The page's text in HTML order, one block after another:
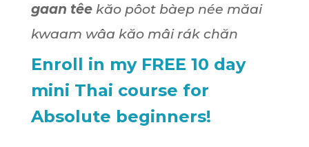
gaan têekăo pôot bàep née măai
kwaam wâa kăo mâi rák chăn
Enroll in my FREE 10 day
mini Thai course for
Absolute beginners!